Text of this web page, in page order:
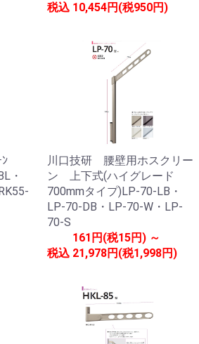
税込 10,454円(税950円)
・
川口技研 腰壁用ホスクリー
ン 上下式(ハイグレード
700mmタイプ)LP-70-LB・
LP-70-DB・LP-70-W・LP-
70-S
税込
161円(税15円) ～
21,978円(税1,998円)